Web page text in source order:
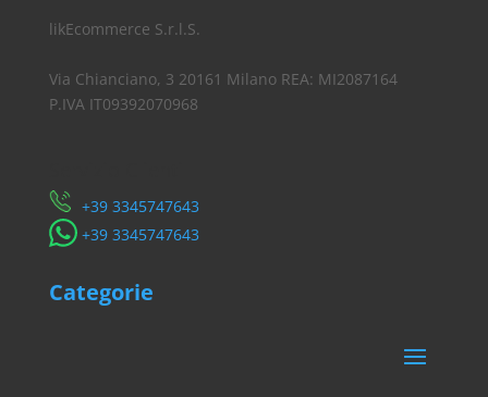
likEcommerce S.r.l.S.
Via Chianciano, 3 20161 Milano REA: MI2087164
P.IVA IT09392070968
​+39 3345747643
​+39 3345747643
Categorie